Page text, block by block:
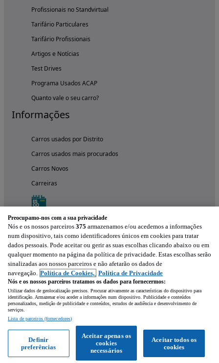
Profissionais no Standvirtual
Tarifário Particulares
Tarifário Profissionais
Artigos e Notícias
Test Drives
Programa Usados ACAP
Quanto vale o seu carro?
Informações
Carros usados por Distrito
Carros usados mais procurados
Carros Novos
Carreiras
Experimenta a aplicação
Preocupamo-nos com a sua privacidade
Nós e os nossos parceiros 375 armazenamos e/ou acedemos a informações
num dispositivo, tais como identificadores únicos em cookies para tratar
dados pessoais. Pode aceitar ou gerir as suas escolhas clicando abaixo ou em
qualquer momento na página da política de privacidade. Estas escolhas serão
sinalizadas aos nossos parceiros e não afetarão os dados de
navegação. Política de Cookies, Política de Privacidade
Nós e os nossos parceiros tratamos os dados para fornecermos:
Utilizar dados de geolocalização precisos. Procurar ativamente as características do dispositivo para
identificação. Armazenar e/ou aceder a informações num dispositivo. Publicidade e conteúdos
personalizados, medição de publicidade e conteúdos, estudos de audiência e desenvolvimento de
serviços.
Lista de parceiros (fornecedores)
Aceitar todos os
cookies
Aceitar apenas os
cookies
necessários
Definir
preferências